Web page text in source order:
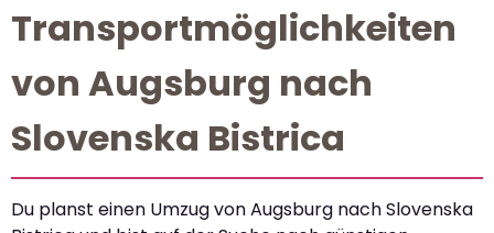
Transportmöglichkeiten
von Augsburg nach
Slovenska Bistrica
Du planst einen Umzug von Augsburg nach Slovenska